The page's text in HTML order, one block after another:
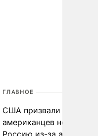
ГЛАВНОЕ
США призвали
американцев не
Россию из-за атак ВСУ